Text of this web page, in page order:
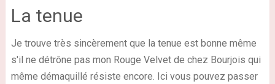
La tenue
Je trouve très sincèrement que la tenue est bonne même
s'il ne détrône pas mon Rouge Velvet de chez Bourjois qui
même démaquillé résiste encore. Ici vous pouvez passer